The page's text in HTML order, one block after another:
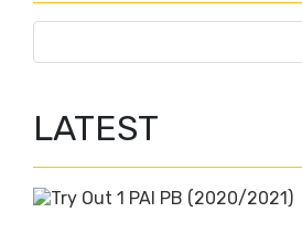
LATEST